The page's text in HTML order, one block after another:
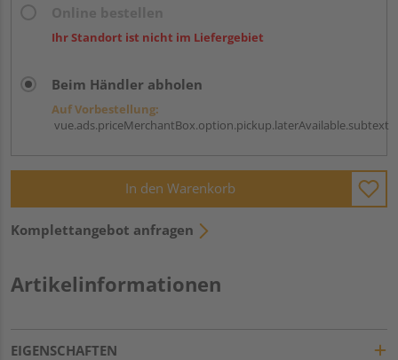
Ihr Standort ist nicht im Liefergebiet
Beim Händler abholen
Auf Vorbestellung:
vue.ads.priceMerchantBox.option.pickup.laterAvailable.subtext
In den Warenkorb
Komplettangebot anfragen
Artikelinformationen
EIGENSCHAFTEN